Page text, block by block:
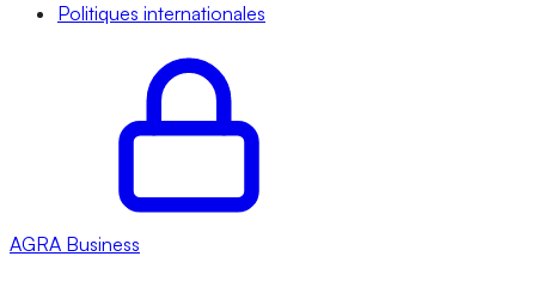
Politiques internationales
AGRA Business